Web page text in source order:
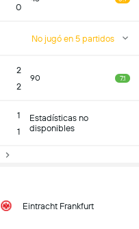
0
No jugó en 5 partidos
2
2
90 7.1
1
1
Estadísticas no
disponibles
Eintracht Frankfurt